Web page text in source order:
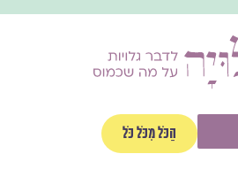
הַכֹּל מִכֹּל כֹּל